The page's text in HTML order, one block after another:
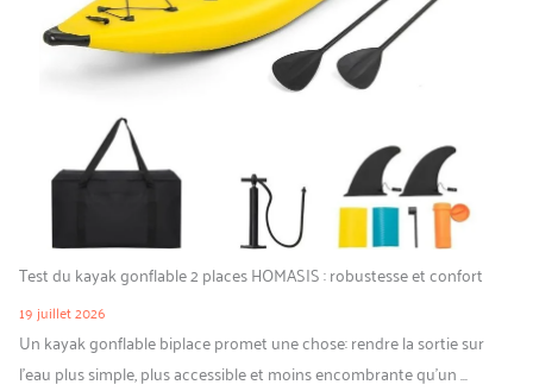
Test du kayak gonflable 2 places HOMASIS : robustesse et confort
19 juillet 2026
Un kayak gonflable biplace promet une chose: rendre la sortie sur
l’eau plus simple, plus accessible et moins encombrante qu’un ...